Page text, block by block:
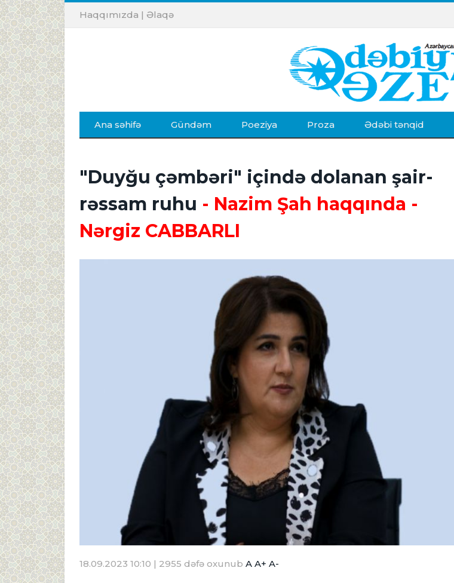
Haqqımızda | Əlaqə
Ana səhifə Gündəm Poeziya Proza Ədəbi tənqid
"Duyğu çəmbəri" içində dolanan şair-
rəssam ruhu - Nazim Şah haqqında -
Nərgiz CABBARLI
18.09.2023 10:10 | 2955 dəfə oxunub A A+ A-